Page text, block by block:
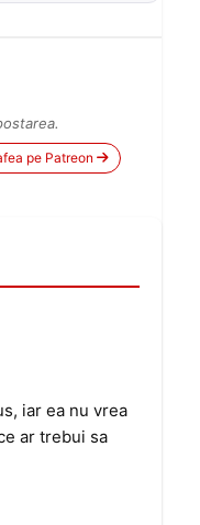
pe Patreon
iar ea nu vrea
ar trebui sa